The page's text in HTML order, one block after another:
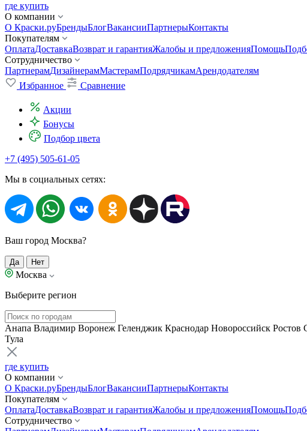
где купить
О компании
О Краски.руБрендыБлогВакансииПартнерыКонтакты
Покупателям
ОплатаДоставкаВозврат и гарантияЖалобы и предложенияПомощь
Сотрудничество
ПартнерамДизайнерамМастерамПодрядчикамАрендодателям
Избранное
Сравнение
Акции
Бонусы
Подбор цвета
+7 (495) 505-61-05
Мы в социальных сетях:
Ваш город Москва?
Да Нет
Москва
Выберите регион
Анапа Владимир Воронеж Геленджик Краснодар Новороссийск Ростов
Тула
где купить
О компании
О Краски.руБрендыБлогВакансииПартнерыКонтакты
Покупателям
ОплатаДоставкаВозврат и гарантияЖалобы и предложенияПомощь
Сотрудничество